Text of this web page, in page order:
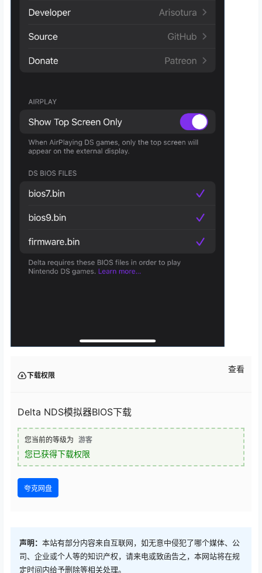
下载权限
查看
Delta NDS模拟器BIOS下载
您当前的等级为 游客
您已获得下载权限
夸克网盘
声明： 本站有部分内容来自互联网，如无意中侵犯了哪个媒体、公
司、企业或个人等的知识产权，请来电或致函告之，本网站将在规
定时间内给予删除等相关处理。